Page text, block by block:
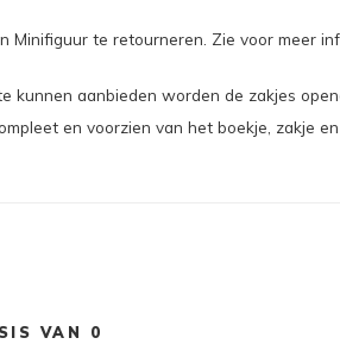
Minifiguur te retourneren. Zie voor meer
kunnen aanbieden worden de zakjes
en voorzien van het boekje, zakje en
VAN 0